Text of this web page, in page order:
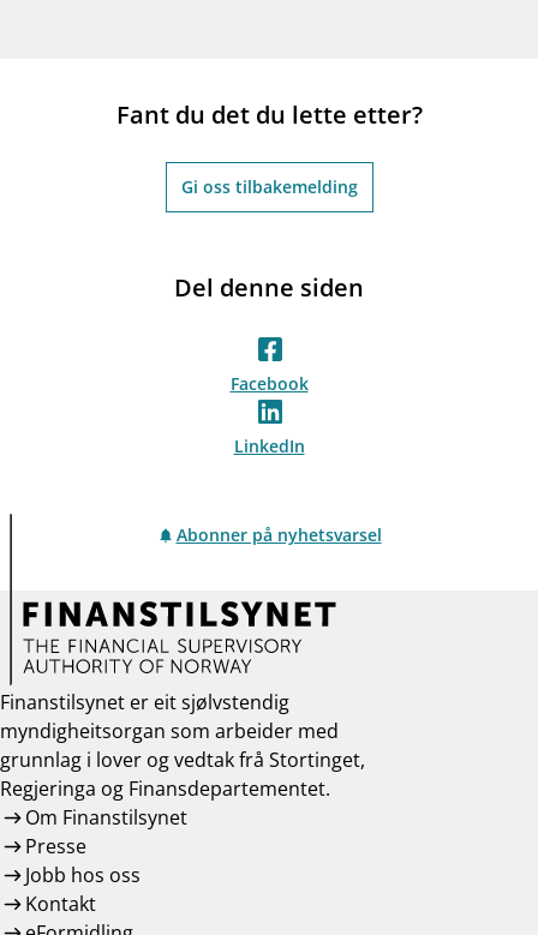
Fant du det du lette etter?
Gi oss tilbakemelding
Del denne siden
Facebook
LinkedIn
Abonner på nyhetsvarsel
Finanstilsynet er eit sjølvstendig
myndigheitsorgan som arbeider med
grunnlag i lover og vedtak frå Stortinget,
Regjeringa og Finansdepartementet.
Om Finanstilsynet
Presse
Jobb hos oss
Kontakt